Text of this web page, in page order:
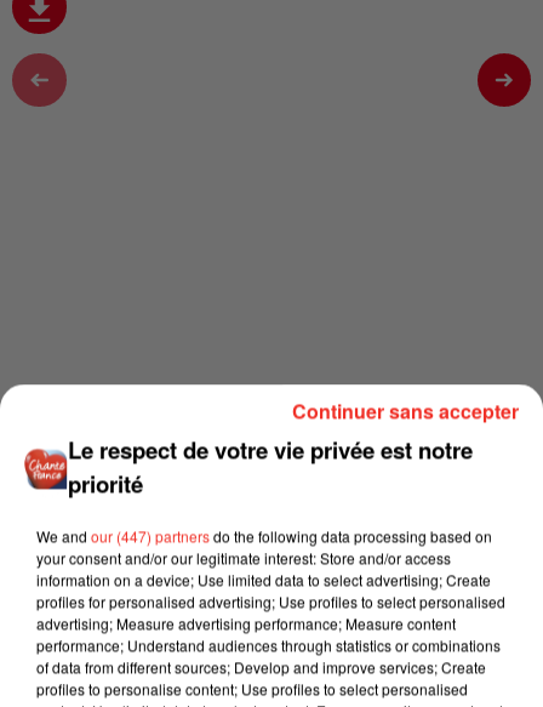
Le respect de votre vie privée est notre
priorité
We and our (447) partnersdo the following data processing based on
your consent and/or our legitimate interest: Store and/or access
information on a device; Use limited data to select advertising; Create
profiles for personalised advertising; Use profiles to select personalised
advertising; Measure advertising performance; Measure content
performance; Understand audiences through statistics or combinations
of data from different sources; Develop and improve services; Create
profiles to personalise content; Use profiles to select personalised
Continuer sans accepter